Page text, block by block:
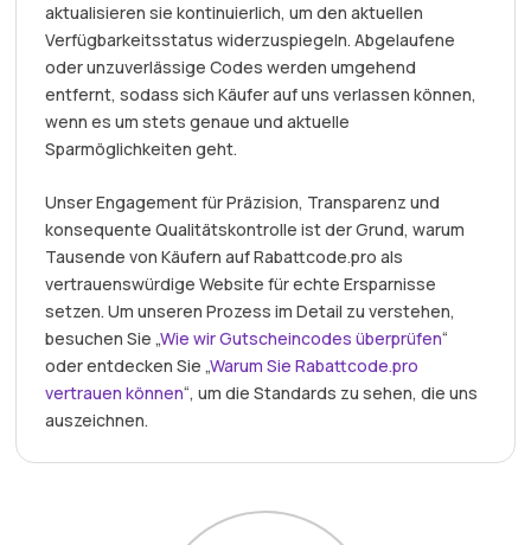
aktualisieren sie kontinuierlich, um den aktuellen
Verfügbarkeitsstatus widerzuspiegeln. Abgelaufene
oder unzuverlässige Codes werden umgehend
entfernt, sodass sich Käufer auf uns verlassen können,
wenn es um stets genaue und aktuelle
Sparmöglichkeiten geht.
Unser Engagement für Präzision, Transparenz und
konsequente Qualitätskontrolle ist der Grund, warum
Tausende von Käufern auf Rabattcode.pro als
vertrauenswürdige Website für echte Ersparnisse
setzen. Um unseren Prozess im Detail zu verstehen,
besuchen Sie „Wie wir Gutscheincodes überprüfen“
oder entdecken Sie „Warum Sie Rabattcode.pro
vertrauen können“, um die Standards zu sehen, die uns
auszeichnen.